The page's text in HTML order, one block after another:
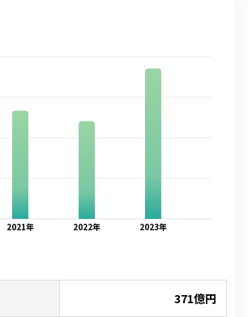
2021年 2022年 2023年
371億円